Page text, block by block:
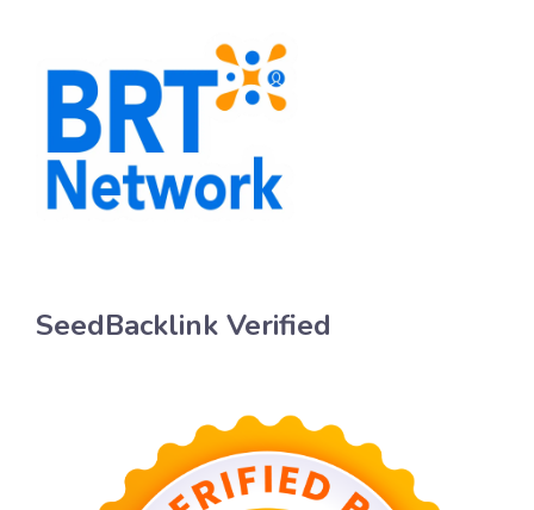
SeedBacklink Verified